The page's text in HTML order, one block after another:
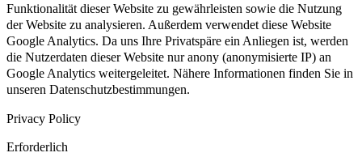
Funktionalität dieser Website zu gewährleisten sowie die Nutzung
der Website zu analysieren. Außerdem verwendet diese Website
Google Analytics. Da uns Ihre Privatspäre ein Anliegen ist, werden
die Nutzerdaten dieser Website nur anony (anonymisierte IP) an
Google Analytics weitergeleitet. Nähere Informationen finden Sie in
unseren Datenschutzbestimmungen.
Privacy Policy
Erforderlich